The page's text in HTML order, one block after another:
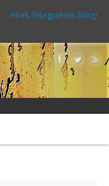
Hírek, feljegyzések (blog)